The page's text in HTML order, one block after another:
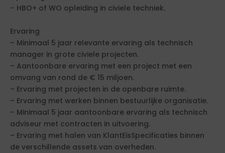
– HBO+ of WO opleiding in civiele techniek.
Ervaring
– Minimaal 5 jaar relevante ervaring als technisch
manager in grote civiele projecten.
– Aantoonbare ervaring met een project met een
omvang van rond de € 15 miljoen.
– Ervaring met projecten in de openbare ruimte.
– Ervaring met werken binnen bestuurlijke organisatie.
– Minimaal 5 jaar aantoonbare ervaring als technisch
adviseur met contracten in uitvoering.
– Ervaring met halen van KlantEisSpecificaties binnen
de verschillende assets van overheden.